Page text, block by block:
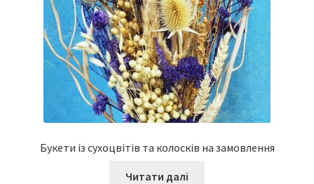
Букети із сухоцвітів та колосків на замовлення
Читати далі